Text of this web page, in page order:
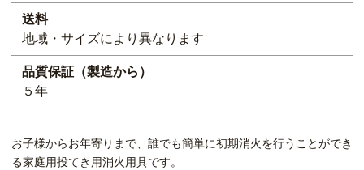
送料
地域・サイズにより異なります
品質保証（製造から）
５年
お子様からお年寄りまで、誰でも簡単に初期消火を行うことができ
る家庭用投てき用消火用具です。